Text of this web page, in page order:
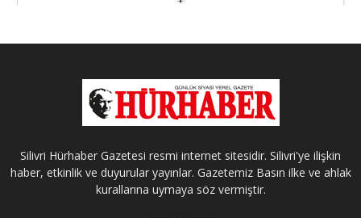
Silivri Hürhaber Gazetesi resmi internet sitesidir. Silivri'ye ilişkin
haber, etkinlik ve duyurular yayınlar. Gazetemiz Basın ilke ve ahlak
kurallarına uymaya söz vermiştir.